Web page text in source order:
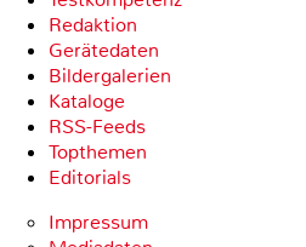
Redaktion
Gerätedaten
Bildergalerien
Kataloge
RSS-Feeds
Topthemen
Editorials
Impressum